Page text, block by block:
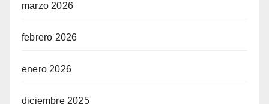
marzo 2026
febrero 2026
enero 2026
diciembre 2025